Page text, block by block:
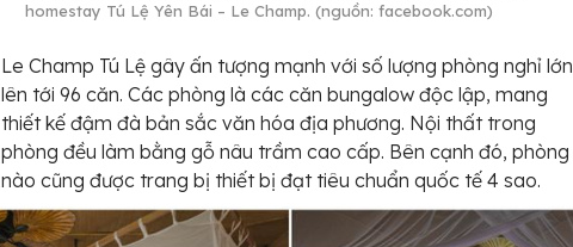
homestay Tú Lệ Yên Bái – Le Champ. (nguồn: facebook.com)
Le Champ Tú Lệ gây ấn tượng mạnh với số lượng phòng nghỉ lớn
lên tới 96 căn. Các phòng là các căn bungalow độc lập, mang
thiết kế đậm đà bản sắc văn hóa địa phương. Nội thất trong
phòng đều làm bằng gỗ nâu trầm cao cấp. Bên cạnh đó, phòng
nào cũng được trang bị thiết bị đạt tiêu chuẩn quốc tế 4 sao.